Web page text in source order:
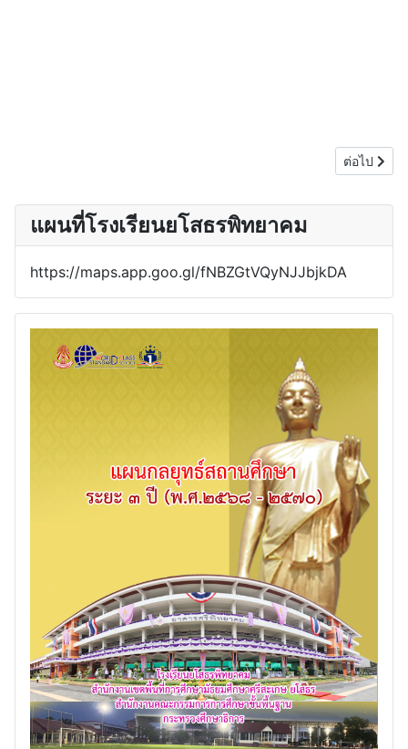
เนื้อหาถัดไ
ต่อไป
แผนที่โรงเรียนยโสธรพิทยาคม
https://maps.app.goo.gl/fNBZGtVQyNJJbjkDA